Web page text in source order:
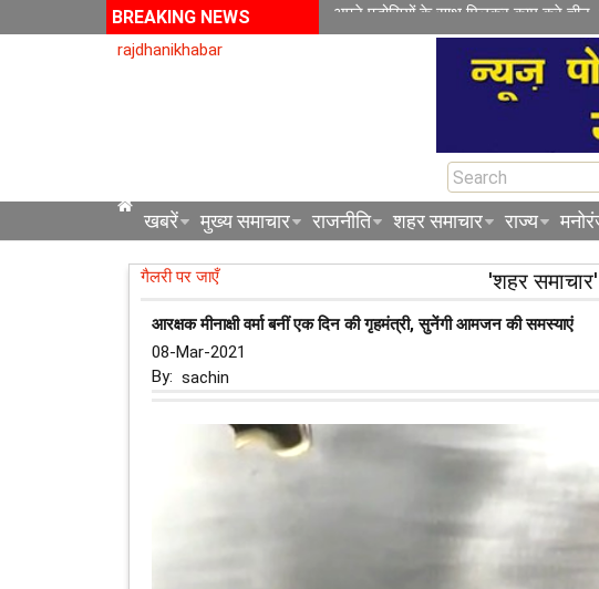
BREAKING NEWS
अपने पड़ोसियों के साथ मिलकर काम करे चीन,
rajdhanikhabar
खबरें मुख्य समाचार राजनीति शहर समाचार राज्य
गैलरी पर जाएँ 'शहर समाचार'
आरक्षक मीनाक्षी वर्मा बनीं एक दिन की गृहमंत्री, सुनेंगी आमजन की समस्याएं
08-Mar-2021
By: sachin